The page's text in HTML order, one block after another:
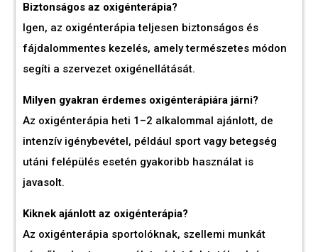
Biztonságos az oxigénterápia?
Igen, az oxigénterápia teljesen biztonságos és
fájdalommentes kezelés, amely természetes módon
segíti a szervezet oxigénellátását.
Milyen gyakran érdemes oxigénterápiára járni?
Az oxigénterápia heti 1–2 alkalommal ajánlott, de
intenzív igénybevétel, például sport vagy betegség
utáni felépülés esetén gyakoribb használat is
javasolt.
Kiknek ajánlott az oxigénterápia?
Az oxigénterápia sportolóknak, szellemi munkát